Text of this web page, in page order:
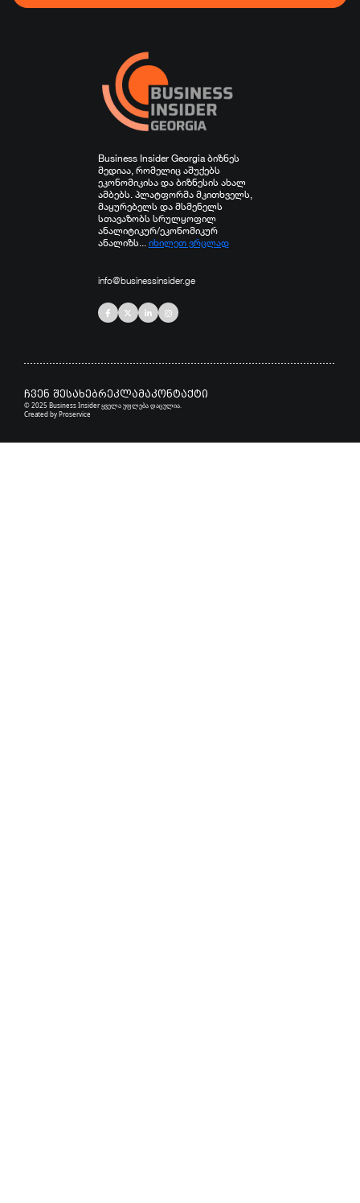
Business Insider Georgia ბიზნეს
მედიაა, რომელიც აშუქებს
ეკონომიკისა და ბიზნესის ახალ
ამბებს. პლატფორმა მკითხველს,
მაყურებელს და მსმენელს
სთავაზობს სრულყოფილ
ანალიტიკურ/ეკონომიკურ
ანალიზს... იხილეთ ვრცლად
info@businessinsider.ge
ჩვენ შესახებრეკლამაკონტაქტი
© 2025 Business Insider ყველა უფლება დაცულია.
Created byProservice